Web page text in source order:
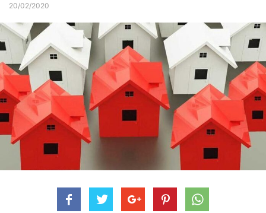
20/02/2020